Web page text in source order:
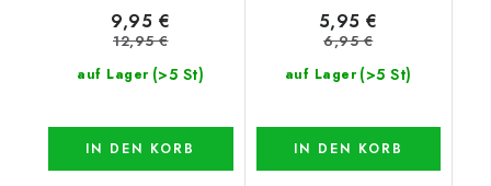
auf Lager (>5 St)
9,95 €
12,95 €
IN DEN KORB
auf Lager (>5 St)
5,95 €
6,95 €
IN DEN KORB